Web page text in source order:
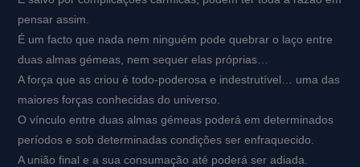
pensar assim.
É um facto que nada nem ninguém pode quebrar o laço entre
duas almas gémeas, nem sequer elas próprias…
A força que as criou é todo-poderosa e indestrutível… uma das
maiores forças conhecidas do universo.
O vínculo entre duas almas gémeas poderá em determinados
períodos e sob determinadas condições ser enfraquecido.
A união final e a sua consumação até poderá ser adiada.